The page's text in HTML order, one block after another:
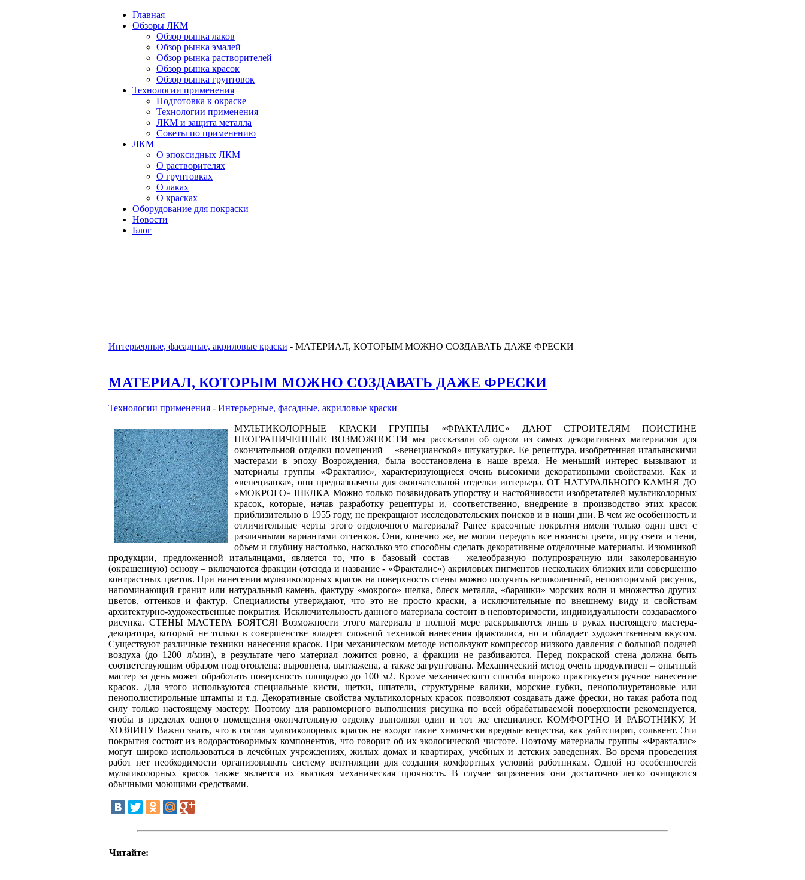
Главная
Обзоры ЛКМ
Обзор рынка лаков
Обзор рынка эмалей
Обзор рынка растворителей
Обзор рынка красок
Обзор рынка грунтовок
Технологии применения
Подготовка к окраске
Технологии применения
ЛКМ и защита металла
Советы по применению
ЛКМ
О эпоксидных ЛКМ
О растворителях
О грунтовках
О лаках
О красках
Оборудование для покраски
Новости
Блог
Интерьерные, фасадные, акриловые краски - МАТЕРИАЛ, КОТОРЫМ МОЖНО СОЗДАВАТЬ ДАЖЕ ФРЕСКИ
МАТЕРИАЛ, КОТОРЫМ МОЖНО СОЗДАВАТЬ ДАЖЕ ФРЕСКИ
Технологии применения - Интерьерные, фасадные, акриловые краски
МУЛЬТИКОЛОРНЫЕ КРАСКИ ГРУППЫ «ФРАКТАЛИС» ДАЮТ СТРОИТЕЛЯМ ПОИСТИНЕ
НЕОГРАНИЧЕННЫЕ ВОЗМОЖНОСТИ мы рассказали об одном из самых декоративных материалов для
окончательной отделки помещений – «венецианской» штукатурке. Ее рецептура, изобретенная итальянскими
мастерами в эпоху Возрождения, была восстановлена в наше время. Не меньший интерес вызывают и
материалы группы «Фракталис», характеризующиеся очень высокими декоративными свойствами. Как и
«венецианка», они предназначены для окончательной отделки интерьера. ОТ НАТУРАЛЬНОГО КАМНЯ ДО
«МОКРОГО» ШЕЛКА Можно только позавидовать упорству и настойчивости изобретателей мультиколорных
красок, которые, начав разработку рецептуры и, соответственно, внедрение в производство этих красок
приблизительно в 1955 году, не прекращают исследовательских поисков и в наши дни. В чем же особенность и
отличительные черты этого отделочного материала? Ранее красочные покрытия имели только один цвет с
различными вариантами оттенков. Они, конечно же, не могли передать все нюансы цвета, игру света и тени,
объем и глубину настолько, насколько это способны сделать декоративные отделочные материалы. Изюминкой
продукции, предложенной итальянцами, является то, что в базовый состав – желеобразную полупрозрачную или заколерованную
(окрашенную) основу – включаются фракции (отсюда и название - «Фракталис») акриловых пигментов нескольких близких или совершенно
контрастных цветов. При нанесении мультиколорных красок на поверхность стены можно получить великолепный, неповторимый рисунок,
напоминающий гранит или натуральный камень, фактуру «мокрого» шелка, блеск металла, «барашки» морских волн и множество других
цветов, оттенков и фактур. Специалисты утверждают, что это не просто краски, а исключительные по внешнему виду и свойствам
архитектурно-художественные покрытия. Исключительность данного материала состоит в неповторимости, индивидуальности создаваемого
рисунка. СТЕНЫ МАСТЕРА БОЯТСЯ! Возможности этого материала в полной мере раскрываются лишь в руках настоящего мастера-
декоратора, который не только в совершенстве владеет сложной техникой нанесения фракталиса, но и обладает художественным вкусом.
Существуют различные техники нанесения красок. При механическом методе используют компрессор низкого давления с большой подачей
воздуха (до 1200 л/мин), в результате чего материал ложится ровно, а фракции не разбиваются. Перед покраской стена должна быть
соответствующим образом подготовлена: выровнена, выглажена, а также загрунтована. Механический метод очень продуктивен – опытный
мастер за день может обработать поверхность площадью до 100 м2. Кроме механического способа широко практикуется ручное нанесение
красок. Для этого используются специальные кисти, щетки, шпатели, структурные валики, морские губки, пенополиуретановые или
пенополистирольные штампы и т.д. Декоративные свойства мультиколорных красок позволяют создавать даже фрески, но такая работа под
силу только настоящему мастеру. Поэтому для равномерного выполнения рисунка по всей обрабатываемой поверхности рекомендуется,
чтобы в пределах одного помещения окончательную отделку выполнял один и тот же специалист. КОМФОРТНО И РАБОТНИКУ, И
ХОЗЯИНУ Важно знать, что в состав мультиколорных красок не входят такие химически вредные вещества, как уайтспирит, сольвент. Эти
покрытия состоят из водорастоворимых компонентов, что говорит об их экологической чистоте. Поэтому материалы группы «Фракталис»
могут широко использоваться в лечебных учреждениях, жилых домах и квартирах, учебных и детских заведениях. Во время проведения
работ нет необходимости организовывать систему вентиляции для создания комфортных условий работникам. Одной из особенностей
мультиколорных красок также является их высокая механическая прочность. В случае загрязнения они достаточно легко очищаются
обычными моющими средствами.
Читайте: